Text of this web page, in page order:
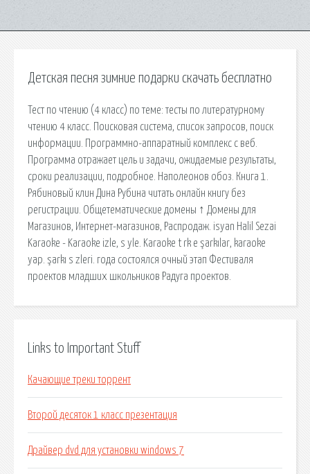
Детская песня зимние подарки скачать бесплатно
Тест по чтению (4 класс) по теме: тесты по литературному
чтению 4 класс. Поисковая сиcтема, список запросов, поиск
информации. Программно-аппаратный комплекс с веб.
Программа отражает цель и задачи, ожидаемые результаты,
сроки реализации, подробное. Наполеонов обоз. Книга 1.
Рябиновый клин Дина Рубина читать онлайн книгу без
регистрации. Общетематические домены ↑ Домены для
Магазинов, Интернет-магазинов, Распродаж. isyan Halil Sezai
Karaoke - Karaoke izle, s yle. Karaoke t rk e şarkılar, karaoke
yap. şarkı s zleri. года состоялся очный этап Фестиваля
проектов младших школьников Радуга проектов.
Links to Important Stuff
Качающие треки торрент
Второй десяток 1 класс презентация
Драйвер dvd для установки windows 7